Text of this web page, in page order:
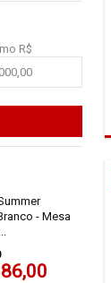
R$
- Mesa